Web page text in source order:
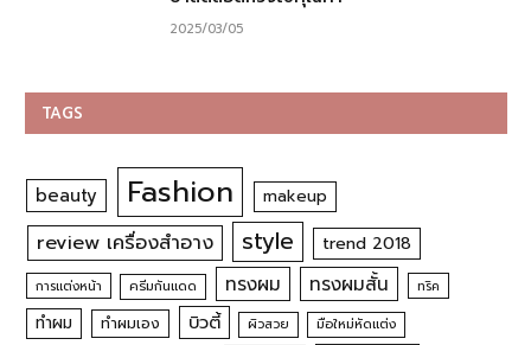
2025/03/05
TAGS
beauty Fashion makeup
review เครื่องสำอาง style trend 2018
การแต่งหน้า ครีมกันแดด ทรงผม ทรงผมสั้น ทริค
ทำผม ทำผมเอง บิวตี้ ผิวสวย มือใหม่หัดแต่ง